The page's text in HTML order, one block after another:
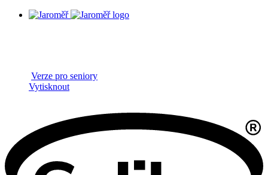
Verze pro seniory
Vytisknout